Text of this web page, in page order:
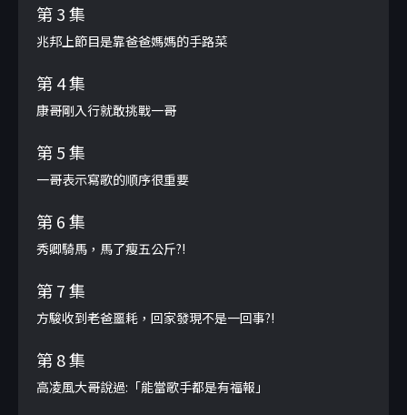
第 3 集
兆邦上節目是靠爸爸媽媽的手路菜
第 4 集
康哥剛入行就敢挑戰一哥
第 5 集
一哥表示寫歌的順序很重要
第 6 集
秀卿騎馬，馬了瘦五公斤?!
第 7 集
方駿收到老爸噩耗，回家發現不是一回事?!
第 8 集
高凌風大哥說過:「能當歌手都是有福報」